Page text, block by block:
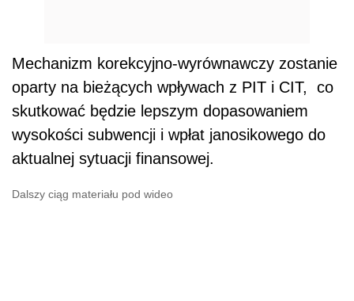
Mechanizm korekcyjno-wyrównawczy zostanie
oparty na bieżących wpływach z PIT i CIT, co
skutkować będzie lepszym dopasowaniem
wysokości subwencji i wpłat janosikowego do
aktualnej sytuacji finansowej.
Dalszy ciąg materiału pod wideo